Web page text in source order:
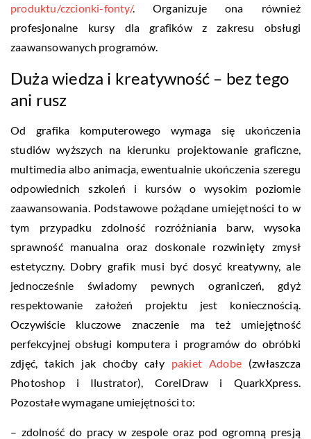
produktu/czcionki-fonty/. Organizuje ona również
profesjonalne kursy dla grafików z zakresu obsługi
zaawansowanych programów.
Duża wiedza i kreatywność – bez tego
ani rusz
Od grafika komputerowego wymaga się ukończenia
studiów wyższych na kierunku projektowanie graficzne,
multimedia albo animacja, ewentualnie ukończenia szeregu
odpowiednich szkoleń i kursów o wysokim poziomie
zaawansowania. Podstawowe pożądane umiejętności to w
tym przypadku zdolność rozróżniania barw, wysoka
sprawność manualna oraz doskonale rozwinięty zmysł
estetyczny. Dobry grafik musi być dosyć kreatywny, ale
jednocześnie świadomy pewnych ograniczeń, gdyż
respektowanie założeń projektu jest koniecznością.
Oczywiście kluczowe znaczenie ma też umiejętność
perfekcyjnej obsługi komputera i programów do obróbki
zdjęć, takich jak choćby cały pakiet Adobe (zwłaszcza
Photoshop i Ilustrator), CorelDraw i QuarkXpress.
Pozostałe wymagane umiejętności to:
– zdolność do pracy w zespole oraz pod ogromną presją